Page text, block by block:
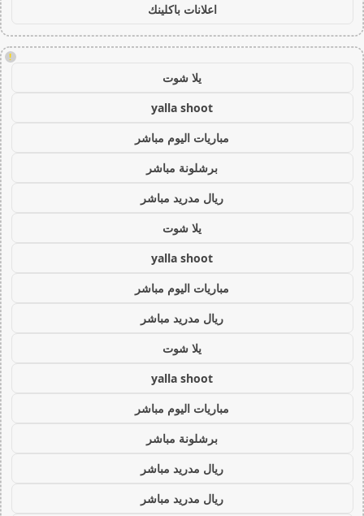
اعلانات باكلينك
!
يلا شوت
yalla shoot
مباريات اليوم مباشر
برشلونة مباشر
ريال مدريد مباشر
يلا شوت
yalla shoot
مباريات اليوم مباشر
ريال مدريد مباشر
يلا شوت
yalla shoot
مباريات اليوم مباشر
برشلونة مباشر
ريال مدريد مباشر
ريال مدريد مباشر